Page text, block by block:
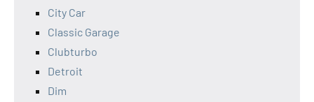
City Car
Classic Garage
Clubturbo
Detroit
Dim